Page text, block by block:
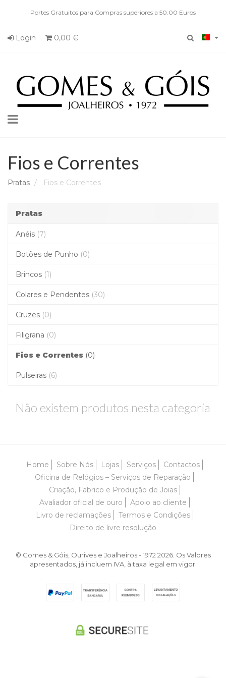
Portes Gratuitos para Compras superiores a 50.00 Euros
Login 0,00 €
Toggle
Fios e Correntes
Pratas Fios e Correntes
Pratas
Anéis (7)
Botões de Punho (0)
Brincos (1)
Colares e Pendentes (30)
Cruzes (0)
Filigrana (0)
Fios e Correntes (0)
Pulseiras (6)
Não existem produtos nesta categoria
Home Sobre Nós Lojas Serviços
Contactos
Oficina de Relógios – Serviços de Reparação
Criação, Fabrico e Produção de Joias
Avaliador oficial de ouro
Apoio ao cliente
Livro de reclamações
Termos e Condições
Direito de livre resolução
© Gomes & Góis, Ourives e Joalheiros - 1972 2026. Os Valores
apresentados, já incluem IVA, à taxa legal em vigor.